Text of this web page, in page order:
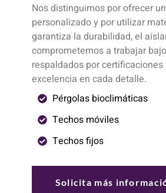
Nos distinguimos por ofrecer
personalizado y por utilizar
garantiza la durabilidad, el
comprometemos a trabajar
respaldados por
excelencia en cada detalle.
Pérgolas bioclimáticas
Techos móviles
Techos fijos
Solicita más